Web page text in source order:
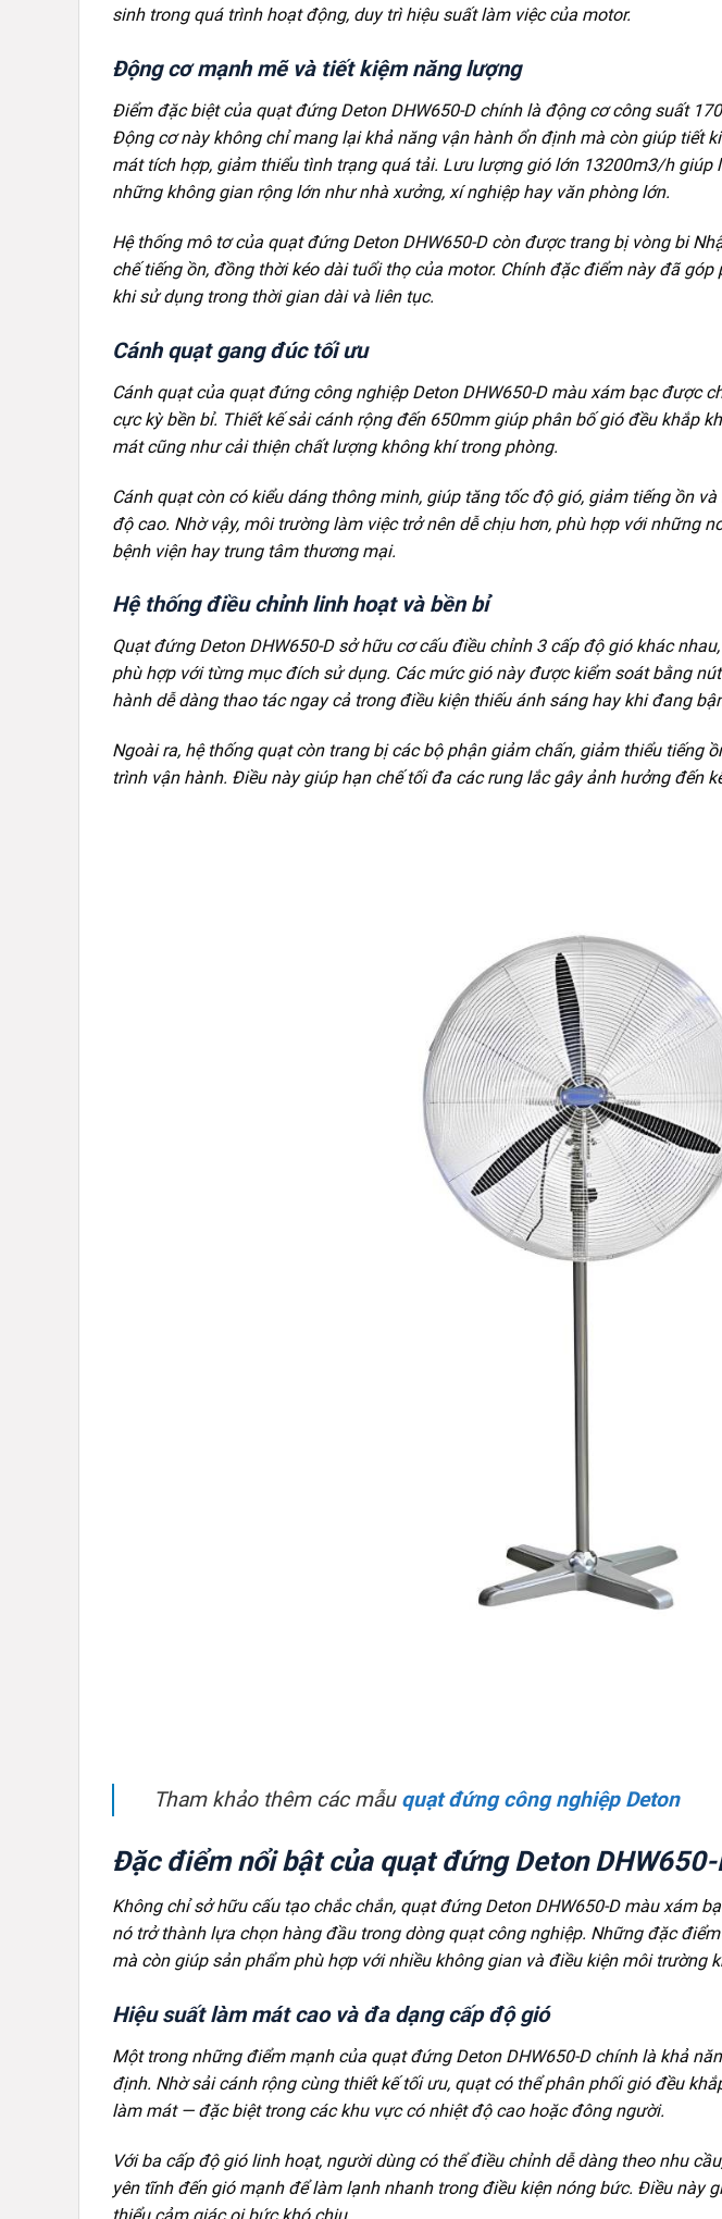
sinh trong quá trình hoạt động, duy trì hiệu suất làm việc của motor.
Động cơ mạnh mẽ và tiết kiệm năng lượng
Điểm đặc biệt của quạt đứng Deton DHW650-D chính là động cơ công suất
Động cơ này không chỉ mang lại khả năng vận hành ổn định mà còn giúp tiết
mát tích hợp, giảm thiểu tình trạng quá tải. Lưu lượng gió lớn 13200m3/h giúp
những không gian rộng lớn như nhà xưởng, xí nghiệp hay văn phòng lớn.
Hệ thống mô tơ của quạt đứng Deton DHW650-D còn được trang bị vòng bi
chế tiếng ồn, đồng thời kéo dài tuổi thọ của motor. Chính đặc điểm này đã
khi sử dụng trong thời gian dài và liên tục.
Cánh quạt gang đúc tối ưu
Cánh quạt của quạt đứng công nghiệp Deton DHW650-D màu xám bạc được
cực kỳ bền bỉ. Thiết kế sải cánh rộng đến 650mm giúp phân bố gió đều khắp
mát cũng như cải thiện chất lượng không khí trong phòng.
Cánh quạt còn có kiểu dáng thông minh, giúp tăng tốc độ gió, giảm tiếng ồn
độ cao. Nhờ vậy, môi trường làm việc trở nên dễ chịu hơn, phù hợp với những
bệnh viện hay trung tâm thương mại.
Hệ thống điều chỉnh linh hoạt và bền bỉ
Quạt đứng Deton DHW650-D sở hữu cơ cấu điều chỉnh 3 cấp độ gió khác
phù hợp với từng mục đích sử dụng. Các mức gió này được kiểm soát bằng
hành dễ dàng thao tác ngay cả trong điều kiện thiếu ánh sáng hay khi đang
Ngoài ra, hệ thống quạt còn trang bị các bộ phận giảm chấn, giảm thiểu tiếng
trình vận hành. Điều này giúp hạn chế tối đa các rung lắc gây ảnh hưởng đến
Tham khảo thêm các mẫu quạt đứng công nghiệp Deton
Đặc điểm nổi bật của quạt đứng Deton DHW650-
Không chỉ sở hữu cấu tạo chắc chắn, quạt đứng Deton DHW650-D màu xám
nó trở thành lựa chọn hàng đầu trong dòng quạt công nghiệp. Những đặc
mà còn giúp sản phẩm phù hợp với nhiều không gian và điều kiện môi trường
Hiệu suất làm mát cao và đa dạng cấp độ gió
Một trong những điểm mạnh của quạt đứng Deton DHW650-D chính là khả
định. Nhờ sải cánh rộng cùng thiết kế tối ưu, quạt có thể phân phối gió đều
làm mát — đặc biệt trong các khu vực có nhiệt độ cao hoặc đông người.
Với ba cấp độ gió linh hoạt, người dùng có thể điều chỉnh dễ dàng theo nhu
yên tĩnh đến gió mạnh để làm lạnh nhanh trong điều kiện nóng bức. Điều này